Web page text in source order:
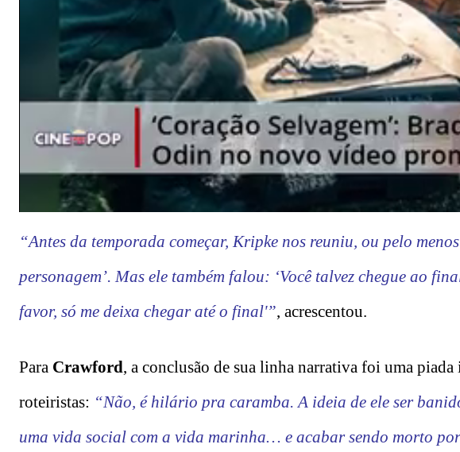
“Antes da temporada começar, Kripke nos reuniu, ou pelo
personagem’. Mas ele também falou: ‘Você talvez chegue ao
favor, só me deixa chegar até o final'”, acrescentou.
Para Crawford, a conclusão de sua linha narrativa foi uma
roteiristas: “Não, é hilário pra caramba. A ideia de ele ser
uma vida social com a vida marinha… e acabar sendo morto